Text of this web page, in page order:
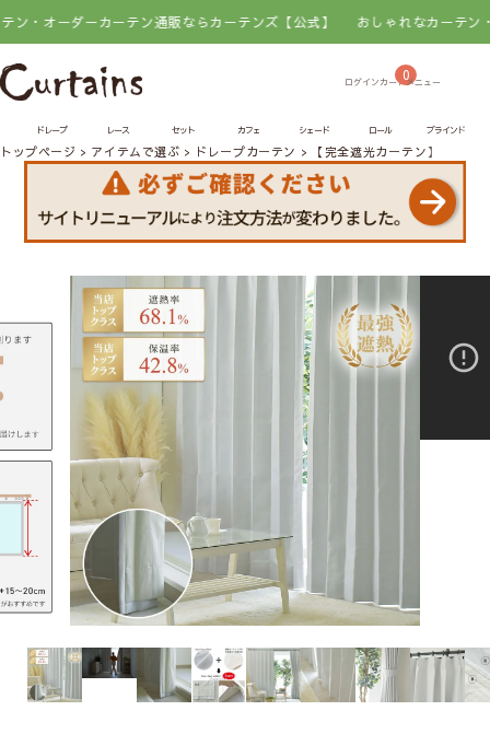
カーテン通販ならカーテンズ【公式】 おしゃれなカーテン・オーダー
0
ドレープ レース セット カフェ シェード ロール ブラインド
トップページ アイテムで選ぶ ドレープカーテン 【完全遮光カーテン】 ヘリ